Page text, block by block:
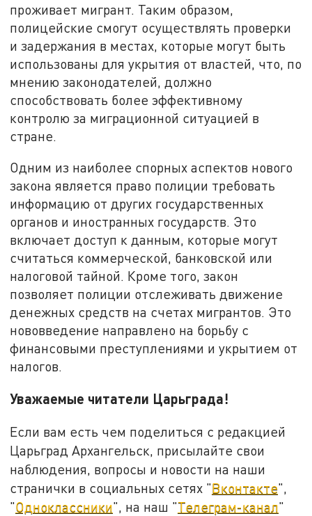
проживает мигрант. Таким образом,
полицейские смогут осуществлять проверки
и задержания в местах, которые могут быть
использованы для укрытия от властей, что, по
мнению законодателей, должно
способствовать более эффективному
контролю за миграционной ситуацией в
стране.
Одним из наиболее спорных аспектов нового
закона является право полиции требовать
информацию от других государственных
органов и иностранных государств. Это
включает доступ к данным, которые могут
считаться коммерческой, банковской или
налоговой тайной. Кроме того, закон
позволяет полиции отслеживать движение
денежных средств на счетах мигрантов. Это
нововведение направлено на борьбу с
финансовыми преступлениями и укрытием от
налогов.
Уважаемые читатели Царьграда!
Если вам есть чем поделиться с редакцией
Царьград Архангельск, присылайте свои
наблюдения, вопросы и новости на наши
странички в социальных сетях "Вконтакте",
"Одноклассники", на наш "Телеграм-канал"